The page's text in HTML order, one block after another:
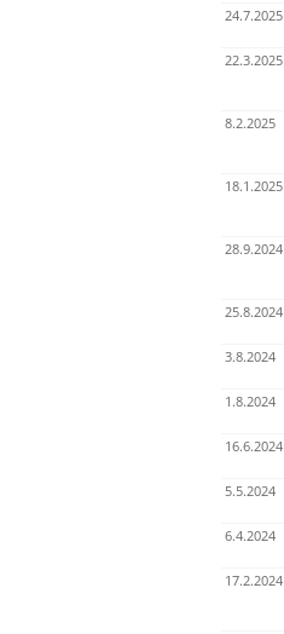
24.7.2025
22.3.2025
8.2.2025
18.1.2025
28.9.2024
25.8.2024
3.8.2024
1.8.2024
16.6.2024
5.5.2024
6.4.2024
17.2.2024